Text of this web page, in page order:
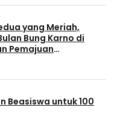
yang Meriah,
Bung Karno di
Pemajuan
Beasiswa untuk 100